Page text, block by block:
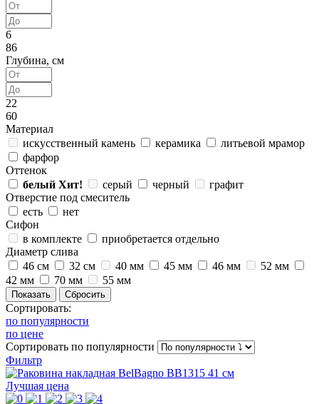
6
86
Глубина, см
22
60
Материал
искусственный камень
керамика
литьевой мрамор
фарфор
Оттенок
белый Хит! серый черный
графит
Отверстие под смеситель
есть
нет
Сифон
в комплекте
приобретается отдельно
Диаметр слива
46 см
32 см 40 мм 45 мм 46 мм
52 мм
42 мм
70 мм 55 мм
Сортировать:
по популярности
по цене
Сортировать по популярности
Фильтр
Лучшая цена